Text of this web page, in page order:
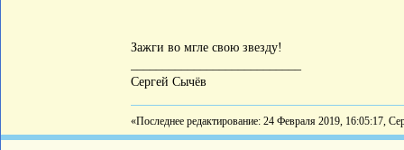
Зажги во мгле свою звезду!
Сергей Сычёв
«Последнее редактирование: 24 Февраля 2019, 16:05:17,